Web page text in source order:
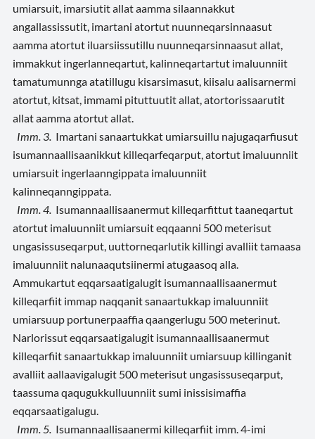
umiarsuit, imarsiutit allat aamma silaannakkut
angallassissutit, imartani atortut nuunneqarsinnaasut
aamma atortut iluarsiissutillu nuunneqarsinnaasut allat,
immakkut ingerlanneqartut, kalinneqartartut imaluunniit
tamatumunnga atatillugu kisarsimasut, kiisalu aalisarnermi
atortut, kitsat, immami pituttuutit allat, atortorissaarutit
allat aamma atortut allat.
Imm. 3. Imartani sanaartukkat umiarsuillu najugaqarfiusut
isumannaallisaanikkut killeqarfeqarput, atortut imaluunniit
umiarsuit ingerlaanngippata imaluunniit
kalinneqanngippata.
Imm. 4. Isumannaallisaanermut killeqarfittut taaneqartut
atortut imaluunniit umiarsuit eqqaanni 500 meterisut
ungasissuseqarput, uuttorneqarlutik killingi avalliit tamaasa
imaluunniit nalunaaqutsiinermi atugaasoq alla.
Ammukartut eqqarsaatigalugit isumannaallisaanermut
killeqarfiit immap naqqanit sanaartukkap imaluunniit
umiarsuup portunerpaaffia qaangerlugu 500 meterinut.
Narlorissut eqqarsaatigalugit isumannaallisaanermut
killeqarfiit sanaartukkap imaluunniit umiarsuup killinganit
avalliit aallaavigalugit 500 meterisut ungasissuseqarput,
taassuma qaqugukkulluunniit sumi inissisimaffia
eqqarsaatigalugu.
Imm. 5. Isumannaallisaanermi killeqarfiit imm. 4-imi